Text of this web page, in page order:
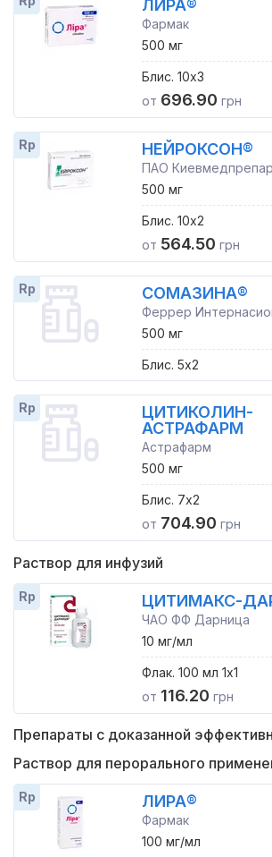
ЛИРА®
Фармак
500 мг
Блис. 10x3
от 696.90 грн
Rp НЕЙРОКСОН®
ПАО
500 мг
Блис. 10x2
от 564.50 грн
Rp СОМАЗИНА®
Феррер
500 мг
Блис. 5x2
Rp
ЦИТИКОЛИН-
АСТРАФАРМ
Астрафарм
500 мг
Блис. 7x2
от 704.90 грн
Раствор для инфузий
Rp ЦИТИМАКС-
ЧАО ФФ Дарница
10 мг/мл
Флак. 100 мл 1x1
от 116.20 грн
Препараты с доказанной
Раствор для перорального
Rp ЛИРА®
Фармак
100 мг/мл